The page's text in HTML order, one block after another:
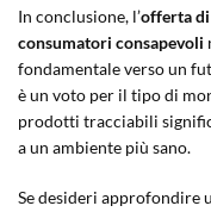
In conclusione, l’offerta
consumatori consapevoli
fondamentale verso un
è un voto per il tipo di
prodotti tracciabili
a un ambiente più sano.
Se desideri approfondire